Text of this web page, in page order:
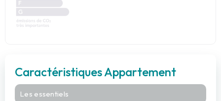
Caractéristiques Appartement
Les essentiels